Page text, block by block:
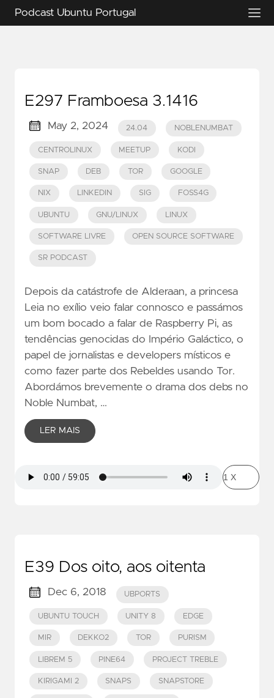
Podcast Ubuntu Portugal
E297 Framboesa 3.1416
May 2, 2024 24.04 NOBLENUMBAT
CENTROLINUX MEETUP KODI
SNAP DEB TOR GOOGLE
NIX LINKEDIN SIG FOSS4G
UBUNTU GNU/LINUX LINUX
SOFTWARE LIVRE OPEN SOURCE SOFTWARE
SR PODCAST
Depois da catástrofe de Alderaan, a princesa
Leia no exílio veio falar connosco e passámos
um bom bocado a falar de Raspberry Pi, as
tendências genocidas do Império Galáctico, o
papel de jornalistas e developers místicos e
como fazer parte dos Rebeldes usando Tor.
Abordámos brevemente o drama dos debs no
Noble Numbat, …
LER MAIS
E39 Dos oito, aos oitenta
Dec 6, 2018 UBPORTS
UBUNTU TOUCH UNITY 8 EDGE
MIR DEKKO2 TOR PURISM
LIBREM 5 PINE64 PROJECT TREBLE
KIRIGAMI 2 SNAPS SNAPSTORE